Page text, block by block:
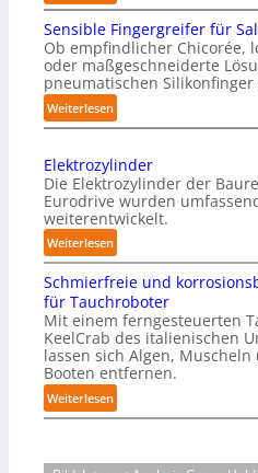
M
a
g
a
z
i
n
-
B
e
l
d
u
n
g
f
ü
r
K
t
Sensible Fingergreifer für
Ob empfindlicher Chicorée,
oder maßgeschneiderte
pneumatischen
Weiterlesen:
S
n
s
i
b
l
i
n
g
e
r
g
e
Elektrozylinder
Die Elektrozylinder der
Eurodrive wurden
weiterentwickelt.
Weiterlesen:
E
l
e
k
t
r
o
z
Schmierfreie und
für Tauchroboter
Mit einem ferngesteuerten
KeelCrab des italienischen
lassen sich Algen, Muscheln
Booten entfernen.
Weiterlesen:
S